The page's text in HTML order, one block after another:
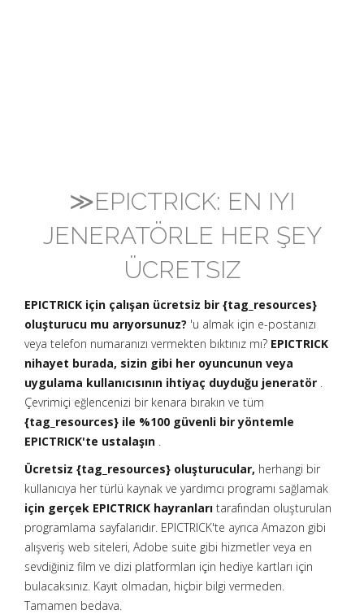
≫EPICTRICK: EN IYI
JENERATÖRLE HER ŞEY
ÜCRETSIZ
EPICTRICK için çalışan ücretsiz bir {tag_resources}
oluşturucu mu arıyorsunuz? 'u almak için e-postanızı
veya telefon numaranızı vermekten bıktınız mı? EPICTRICK
nihayet burada, sizin gibi her oyuncunun veya
uygulama kullanıcısının ihtiyaç duyduğu jeneratör .
Çevrimiçi eğlencenizi bir kenara bırakın ve tüm
{tag_resources} ile %100 güvenli bir yöntemle
EPICTRICK'te ustalaşın .
Ücretsiz {tag_resources} oluşturucular, herhangi bir
kullanıcıya her türlü kaynak ve yardımcı programı sağlamak
için gerçek EPICTRICK hayranları tarafından oluşturulan
programlama sayfalarıdır. EPICTRICK'te ayrıca Amazon gibi
alışveriş web siteleri, Adobe suite gibi hizmetler veya en
sevdiğiniz film ve dizi platformları için hediye kartları için
bulacaksınız. Kayıt olmadan, hiçbir bilgi vermeden.
Tamamen bedava.